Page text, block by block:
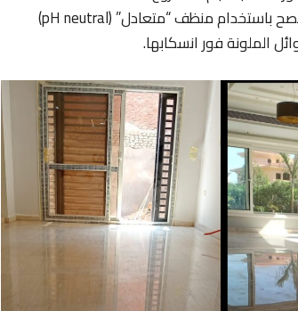
سؤال: كيف أحافظ على لمعان الرخام بعد مغادرتكم؟ جواب: ننصح باستخدام منظف “متعادل” (pH neutral)
الملونة فور انسكابها.